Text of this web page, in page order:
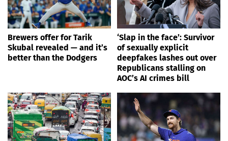
Brewers offer for Tarik
Skubal revealed — and it’s
better than the Dodgers
‘Slap in the face’: Survivor
of sexually explicit
deepfakes lashes out over
Republicans stalling on
AOC’s AI crimes bill